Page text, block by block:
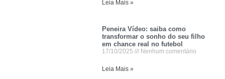
Leia Mais »
Peneira Vídeo: saiba como
transformar o sonho do seu filho
em chance real no futebol
17/10/2025 Nenhum comentário
Leia Mais »